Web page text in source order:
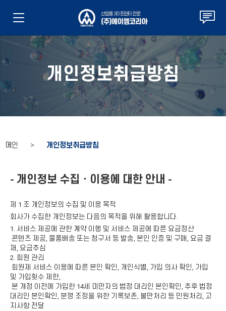
개인정보취급방침
메인 > 개인정보취급방침
- 개인정보 수집ㆍ이용에 대한 안내 -
제 1 조 개인정보의 수집 및 이용 목적
회사가 수집한 개인정보는 다음의 목적을 위해 활용합니다.
1. 서비스 제공에 관한 계약 이행 및 서비스 제공에 따른 요금정산
콘텐츠 제공, 물품배송 또는 청구서 등 발송, 본인 인증 및 구매, 요금 결
재, 요금추심
2. 회원 관리
회원제 서비스 이용에 따른 본인 확인, 개인식별, 가입 의사 확인, 가입
및 가입횟수 제한,
본 개정 이전에 가입한 14세 미만자의 법정 대리인 본인확인, 추후 법정
대리인 본인확인, 분쟁 조정을 위한 기록보존, 불만처리 등 민원처리, 고
지사항 전달